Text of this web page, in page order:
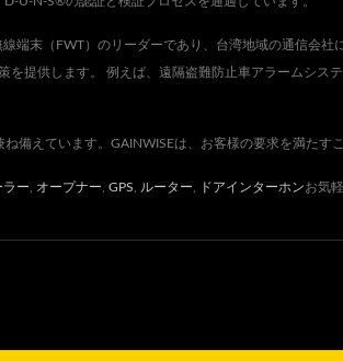
端末（FWT）のリーダーであり、台湾地域の通信会
提供します。 例えば、遠隔盗難防止車アラームシス
備えています。GAINWISEは、お客様の要求を満たす
ラー オープナー GPS ルーター ドアインターホンお気